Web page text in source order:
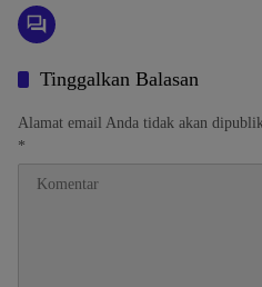
Tinggalkan Balasan
Alamat email Anda tidak akan
*